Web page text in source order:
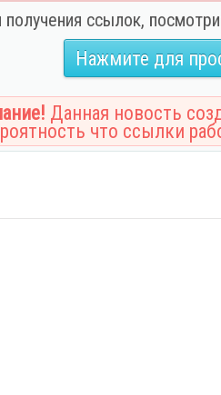
ссылок,
Нажмите для
Данная новость
что ссылки